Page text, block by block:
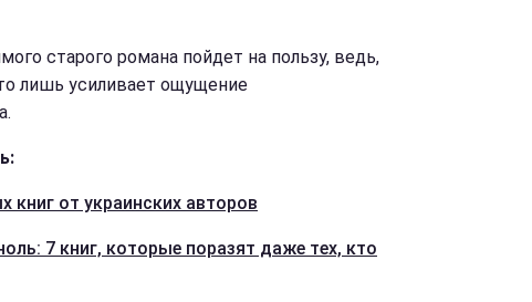
старого романа пойдет на пользу, ведь,
лишь усиливает ощущение
книг от украинских авторов
7 книг, которые поразят даже тех, кто